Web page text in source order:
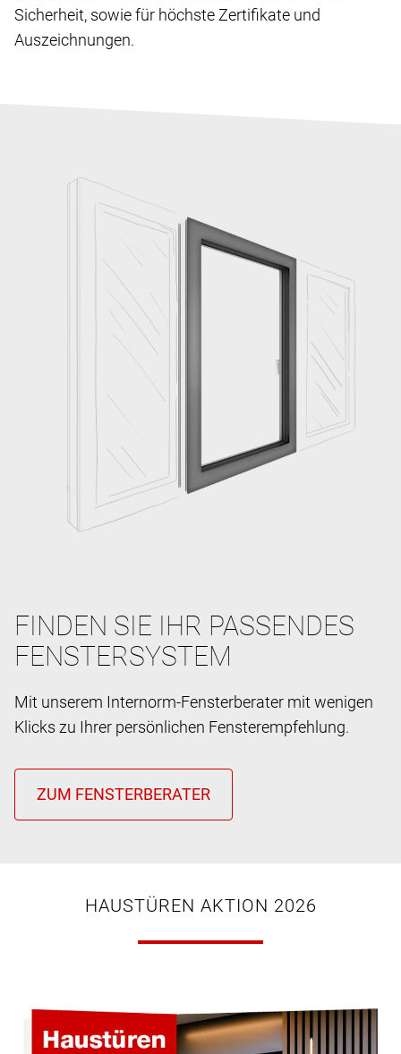
Sicherheit, sowie für höchste Zertifikate und
Auszeichnungen.
FINDEN SIE IHR PASSENDES
FENSTERSYSTEM
Mit unserem Internorm-Fensterberater mit wenigen
Klicks zu Ihrer persönlichen Fensterempfehlung.
HAUSTÜREN AKTION 2026